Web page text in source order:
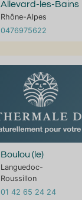
Allevard-les-Bains
Rhône-Alpes
0476975622
Boulou (le)
Languedoc-
Roussillon
01 42 65 24 24